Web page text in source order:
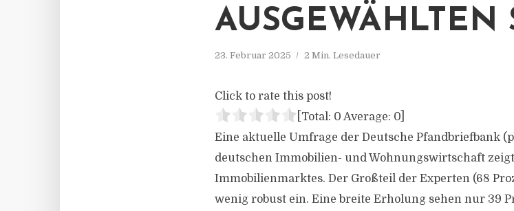
AUSGEWÄHLTEN
23. Februar 2025 2 Min. Lesedauer
Click to rate this post!
[Total: 0 Average: 0
Eine aktuelle Umfrage der Deutsche Pfandbriefbank
deutschen Immobilien- und Wohnungswirtschaft
Immobilienmarktes. Der Großteil der Experten (68
wenig robust ein. Eine breite Erholung sehen nur 39